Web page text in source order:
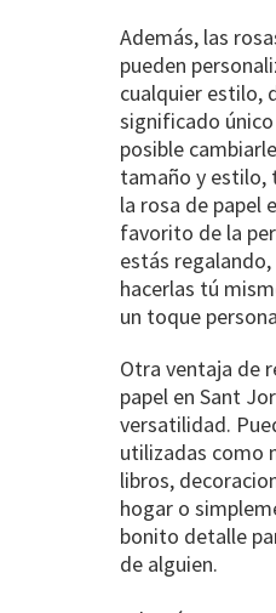
Además, las
pueden
cualquier estilo,
significado único
posible
tamaño y estilo,
la rosa de papel
favorito de la
estás
hacerlas tú
un toque
Otra ventaja de
papel en Sant
versatilidad.
utilizadas como
libros,
hogar o
bonito detalle
de alguien.